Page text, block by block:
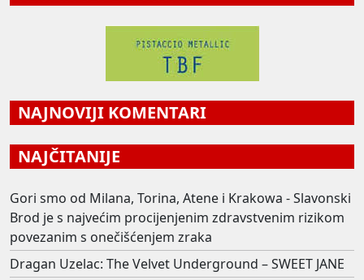
NAJNOVIJI KOMENTARI
NAJČITANIJE
Gori smo od Milana, Torina, Atene i Krakowa - Slavonski
Brod je s najvećim procijenjenim zdravstvenim rizikom
povezanim s onečišćenjem zraka
Dragan Uzelac: The Velvet Underground – SWEET JANE